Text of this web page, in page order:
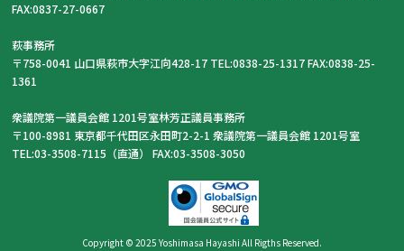
Copyright © 2025 Yoshimasa Hayashi All Rigths Reserved.
FAX:0837-27-0667
萩事務所
〒758-0041 山口県萩市大字江向428-17 TEL:0838-25-1317 FAX:0838-25-
1361
衆議院第一議員会館 1201号室林芳正議員事務所
〒100-8981 東京都千代田区永田町2-2-1 衆議院第一議員会館 1201号室
TEL:03-3508-7115（直通） FAX:03-3508-3050